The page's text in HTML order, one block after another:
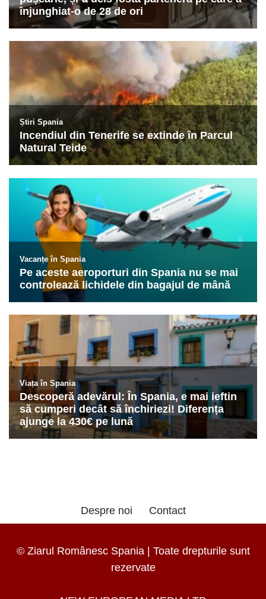
Despre noi Contact
© Ziarul Românesc Spania | Toate drepturile sunt
rezervate